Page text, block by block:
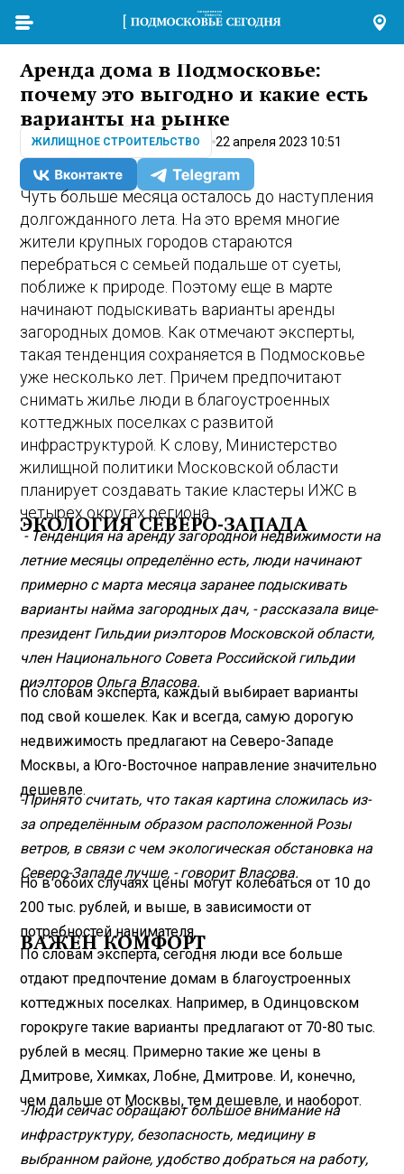
Аренда дома в Подмосковье:
почему это выгодно и какие есть
варианты на рынке
ЖИЛИЩНОЕ СТРОИТЕЛЬСТВО 22 апреля 2023 10:51
Чуть больше месяца осталось до наступления
долгожданного лета. На это время многие
жители крупных городов стараются
перебраться с семьей подальше от суеты,
поближе к природе. Поэтому еще в марте
начинают подыскивать варианты аренды
загородных домов. Как отмечают эксперты,
такая тенденция сохраняется в Подмосковье
уже несколько лет. Причем предпочитают
снимать жилье люди в благоустроенных
коттеджных поселках с развитой
инфраструктурой. К слову, Министерство
жилищной политики Московской области
планирует создавать такие кластеры ИЖС в
четырех округах региона.
ЭКОЛОГИЯ СЕВЕРО-ЗАПАДА
- Тенденция на аренду загородной недвижимости на
летние месяцы определённо есть, люди начинают
примерно с марта месяца заранее подыскивать
варианты найма загородных дач, - рассказала вице-
президент Гильдии риэлторов Московской области,
член Национального Совета Российской гильдии
риэлторов Ольга Власова.
По словам эксперта, каждый выбирает варианты
под свой кошелек. Как и всегда, самую дорогую
недвижимость предлагают на Северо-Западе
Москвы, а Юго-Восточное направление значительно
дешевле.
-Принято считать, что такая картина сложилась из-
за определённым образом расположенной Розы
ветров, в связи с чем экологическая обстановка на
Северо-Западе лучше, - говорит Власова.
Но в обоих случаях цены могут колебаться от 10 до
200 тыс. рублей, и выше, в зависимости от
потребностей нанимателя.
ВАЖЕН КОМФОРТ
По словам эксперта, сегодня люди все больше
отдают предпочтение домам в благоустроенных
коттеджных поселках. Например, в Одинцовском
горокруге такие варианты предлагают от 70-80 тыс.
рублей в месяц. Примерно такие же цены в
Дмитрове, Химках, Лобне, Дмитрове. И, конечно,
чем дальше от Москвы, тем дешевле, и наоборот.
-Люди сейчас обращают большое внимание на
инфраструктуру, безопасность, медицину в
выбранном районе, удобство добраться на работу,